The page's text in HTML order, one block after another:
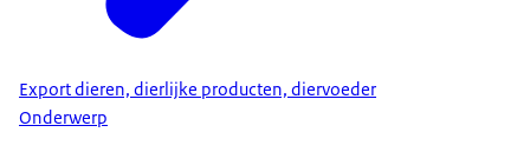
Export dieren, dierlijke producten, diervoeder
Onderwerp